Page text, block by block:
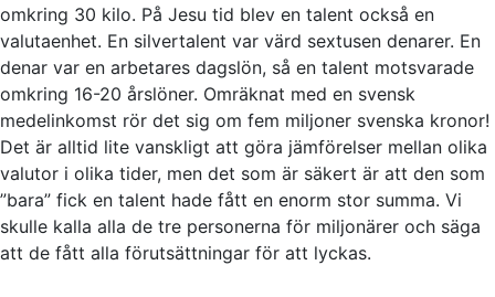
omkring 30 kilo. På Jesu tid blev en talent också en
valutaenhet. En silvertalent var värd sextusen denarer. En
denar var en arbetares dagslön, så en talent motsvarade
omkring 16-20 årslöner. Omräknat med en svensk
medelinkomst rör det sig om fem miljoner svenska kronor!
Det är alltid lite vanskligt att göra jämförelser mellan olika
valutor i olika tider, men det som är säkert är att den som
”bara” fick en talent hade fått en enorm stor summa. Vi
skulle kalla alla de tre personerna för miljonärer och säga
att de fått alla förutsättningar för att lyckas.